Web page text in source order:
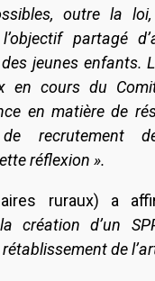
outre la
partagé
des jeunes enfants.
en cours du
en matière de
recrutement
réflexion ».
ruraux) a
création d’un
de